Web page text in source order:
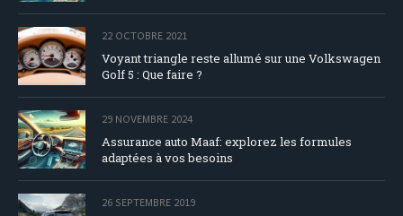
22 OCTOBRE 2021
Voyant triangle reste allumé sur une Volkswagen
Golf 5 : Que faire ?
29 NOVEMBRE 2024
Assurance auto Maaf: explorez les formules
adaptées à vos besoins
26 SEPTEMBRE 2019